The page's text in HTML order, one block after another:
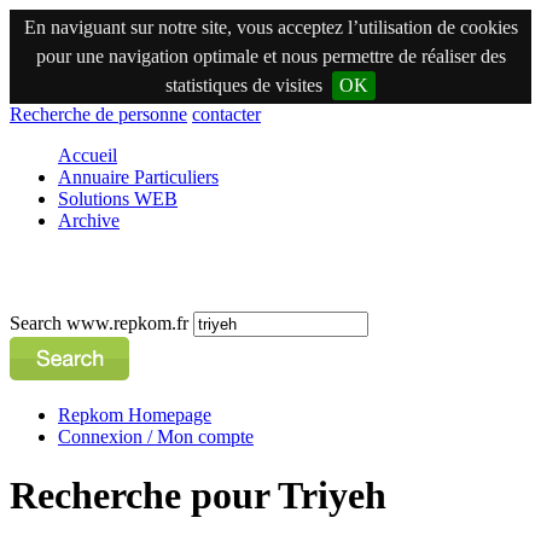
En naviguant sur notre site, vous acceptez l’utilisation de cookies
pour une navigation optimale et nous permettre de réaliser des
statistiques de visites
OK
Recherche de personne contacter
Accueil
Annuaire Particuliers
Solutions WEB
Archive
Search www.repkom.fr
Repkom Homepage
Connexion / Mon compte
Recherche pour Triyeh